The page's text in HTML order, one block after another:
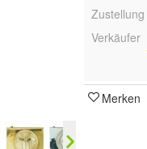
Zustellung
Verkäufer
Merken